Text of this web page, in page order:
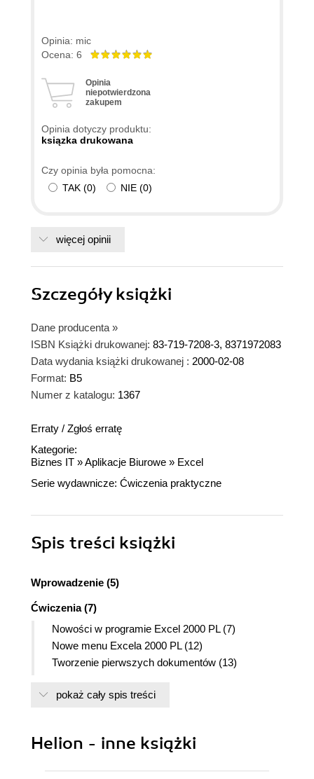
Opinia: mic
Ocena: 6
Opinia
niepotwierdzona
zakupem
Opinia dotyczy produktu:
ksiązka drukowana
Czy opinia była pomocna:
TAK (0) NIE (0)
więcej opinii
Szczegółyksiążki
Dane producenta »
ISBN Książki drukowanej: 83-719-7208-3, 8371972083
Data wydania książki drukowanej : 2000-02-08
Format: B5
Numer z katalogu: 1367
Erraty / Zgłoś erratę
Kategorie:
Biznes IT »Aplikacje Biurowe » Excel
Serie wydawnicze: Ćwiczenia praktyczne
Spis treści książki
Wprowadzenie (5)
Ćwiczenia (7)
Nowości w programie Excel 2000 PL (7)
Nowe menu Excela 2000 PL (12)
Tworzenie pierwszych dokumentów (13)
Otwieranie dokumentu (21)
Zaznaczanie zakresów komórek (26)
pokaż cały spis treści
Helion - inne książki